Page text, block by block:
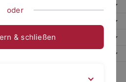
Tübingen, Tübingen
oder
& schließen